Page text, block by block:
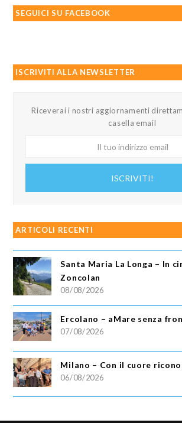
SEGUICI SU FACEBOOK
ISCRIVITI ALLA NEWSLETTER
Riceverai i nostri aggiornamenti
casella email
ISCRIVITI!
ARTICOLI RECENTI
Santa Maria La Longa – In
Zoncolan
08/08/2026
Ercolano – aMare senza
07/08/2026
Milano – Con il cuore
06/08/2026